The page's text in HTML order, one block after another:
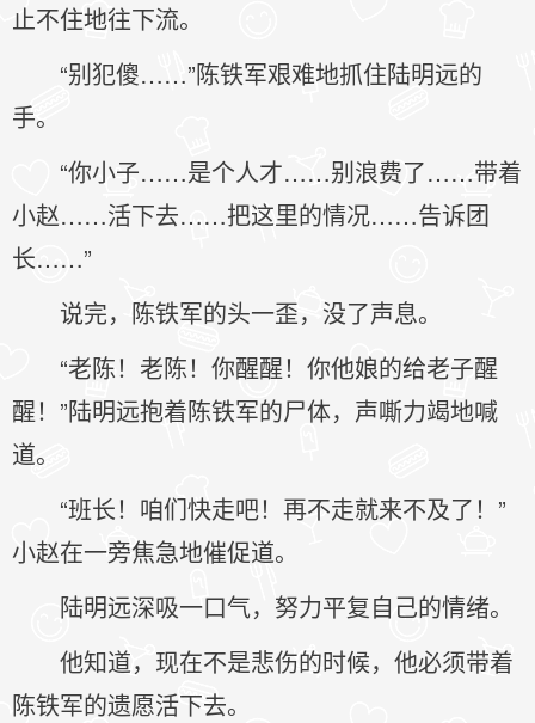
止不住地往下流。
“别犯傻……”陈铁军艰难地抓住陆明远的
手。
“你小子……是个人才……别浪费了……带着
小赵……活下去……把这里的情况……告诉团
长……”
说完，陈铁军的头一歪，没了声息。
“老陈！老陈！你醒醒！你他娘的给老子醒
醒！”陆明远抱着陈铁军的尸体，声嘶力竭地喊
道。
“班长！咱们快走吧！再不走就来不及了！”
小赵在一旁焦急地催促道。
陆明远深吸一口气，努力平复自己的情绪。
他知道，现在不是悲伤的时候，他必须带着
陈铁军的遗愿活下去。